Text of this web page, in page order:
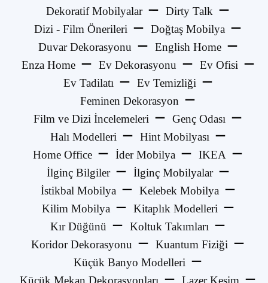
Dekoratif Mobilyalar
Dirty Talk
Dizi - Film Önerileri
Doğtaş Mobilya
Duvar Dekorasyonu
English Home
Enza Home
Ev Dekorasyonu
Ev Ofisi
Ev Tadilatı
Ev Temizliği
Feminen Dekorasyon
Film ve Dizi İncelemeleri
Genç Odası
Halı Modelleri
Hint Mobilyası
Home Office
İder Mobilya
IKEA
İlginç Bilgiler
İlginç Mobilyalar
İstikbal Mobilya
Kelebek Mobilya
Kilim Mobilya
Kitaplık Modelleri
Kır Düğünü
Koltuk Takımları
Koridor Dekorasyonu
Kuantum Fiziği
Küçük Banyo Modelleri
Küçük Mekan Dekorasyonları
Lazer Kesim